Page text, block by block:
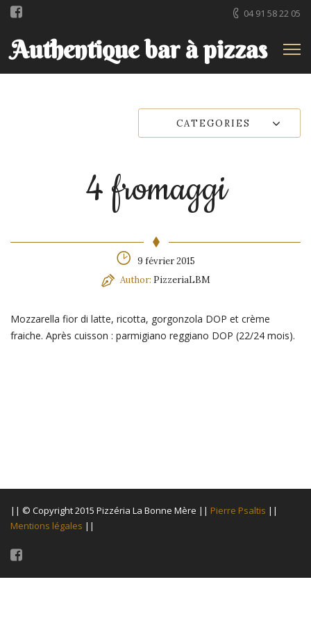
04 91 58 22 05
Authentique bar à pizzas
CATEGORIES
4 fromaggi
9 février 2015
Author: PizzeriaLBM
Mozzarella fior di latte, ricotta, gorgonzola DOP et crème
fraiche. Après cuisson : parmigiano reggiano DOP (22/24 mois).
|| © Copyright 2015 Pizzéria La Bonne Mère || Pierre Psaltis ||
Mentions légales ||